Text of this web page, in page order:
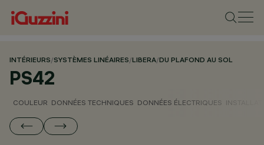
INTÉRIEURS/SYSTÈMES LINÉAIRES/LIBERA/DU PLAFOND AU SOL
PS42
COULEUR DONNÉES TECHNIQUES DONNÉES ÉLECTRIQUES